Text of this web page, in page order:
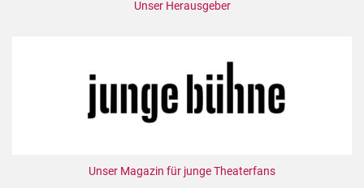
Unser Herausgeber
Unser Magazin für junge Theaterfans